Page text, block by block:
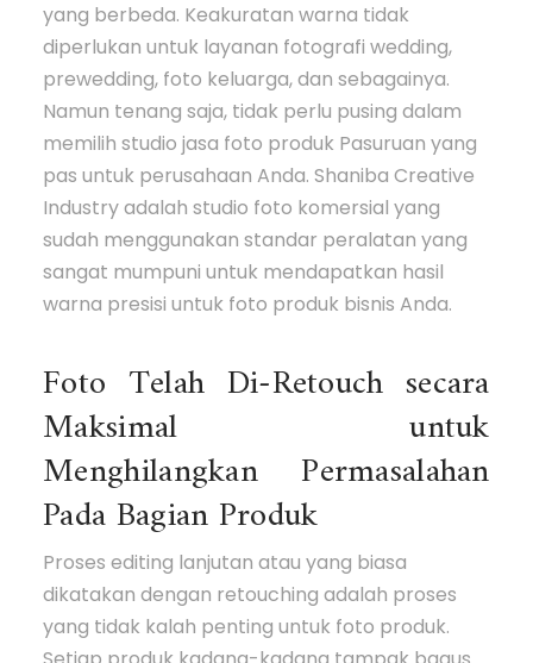
yang berbeda. Keakuratan warna tidak
diperlukan untuk layanan fotografi wedding,
prewedding, foto keluarga, dan sebagainya.
Namun tenang saja, tidak perlu pusing dalam
memilih studio jasa foto produk Pasuruan yang
pas untuk perusahaan Anda. Shaniba Creative
Industry adalah studio foto komersial yang
sudah menggunakan standar peralatan yang
sangat mumpuni untuk mendapatkan hasil
warna presisi untuk foto produk bisnis Anda.
Foto Telah Di-Retouch secara
Maksimal untuk
Menghilangkan Permasalahan
Pada Bagian Produk
Proses editing lanjutan atau yang biasa
dikatakan dengan retouching adalah proses
yang tidak kalah penting untuk foto produk.